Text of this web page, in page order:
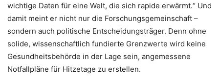
wichtige Daten für eine Welt, die sich rapide erwärmt.“ Und
damit meint er nicht nur die Forschungsgemeinschaft –
sondern auch politische Entscheidungsträger. Denn ohne
solide, wissenschaftlich fundierte Grenzwerte wird keine
Gesundheitsbehörde in der Lage sein, angemessene
Notfallpläne für Hitzetage zu erstellen.